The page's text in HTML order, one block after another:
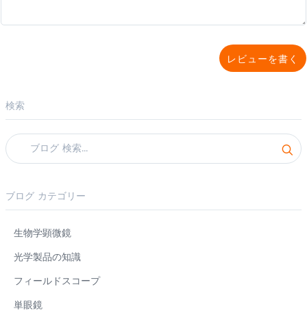
レビューを書く
検索
ブログ カテゴリー
生物学顕微鏡
光学製品の知識
フィールドスコープ
単眼鏡